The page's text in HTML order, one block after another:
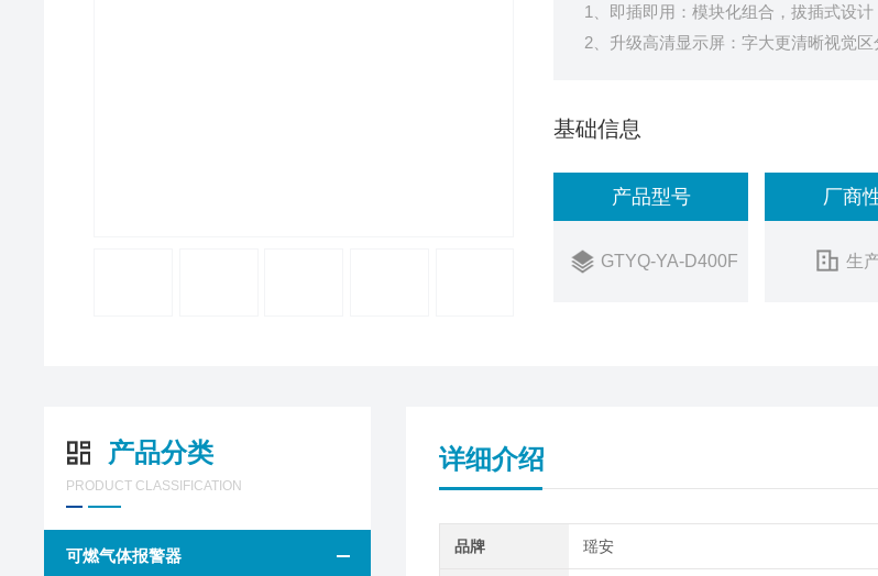
1、即插即用：模块化组合，拔插式设
2、升级高清显示屏：字大更清晰视觉
5、检测稳定精准：yuan装进口处理芯
基础信息
产品型号
GTYQ-YA-D400F
厂商
生
产品分类
PRODUCT CLASSIFICATION
可燃气体报警器
详细介绍
品牌 瑶安